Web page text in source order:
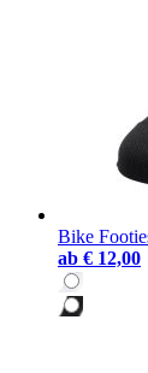
Bike
ab € 12,00